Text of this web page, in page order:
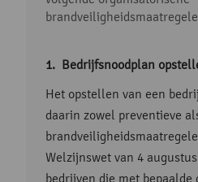
Bedrijfsnoodplan
Het opstellen van een
daarin zowel preventieve
Welzijnswet van 4
bedrijven die met